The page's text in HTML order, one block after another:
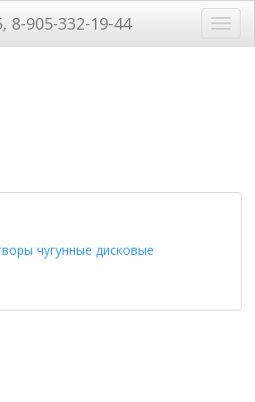
8-905-332-19-44
чугунные дисковые